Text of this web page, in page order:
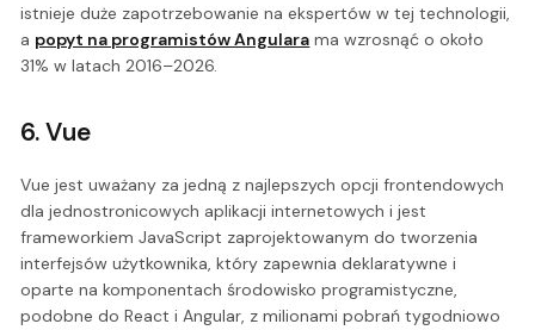
istnieje duże zapotrzebowanie na ekspertów w tej technologii,
a popyt na programistów Angulara ma wzrosnąć o około
31% w latach 2016–2026.
6. Vue
Vue jest uważany za jedną z najlepszych opcji frontendowych
dla jednostronicowych aplikacji internetowych i jest
frameworkiem JavaScript zaprojektowanym do tworzenia
interfejsów użytkownika, który zapewnia deklaratywne i
oparte na komponentach środowisko programistyczne,
podobne do React i Angular, z milionami pobrań tygodniowo